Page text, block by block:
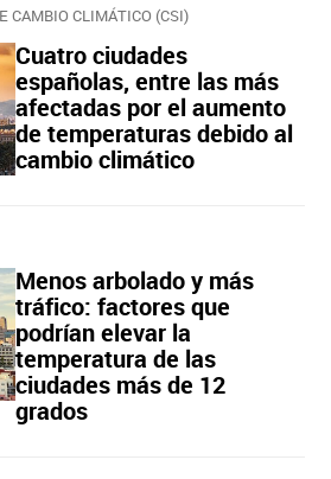
CAMBIO CLIMÁTICO (CSI)
Cuatro ciudades
españolas, entre las más
afectadas por el aumento
de temperaturas debido al
cambio climático
Menos arbolado y más
tráfico: factores que
podrían elevar la
temperatura de las
ciudades más de 12
grados